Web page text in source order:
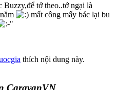
Buzzy,để tớ theo..tớ ngại là
mất công mấy bác lại bu
thích nội dung này.
CaravanVN